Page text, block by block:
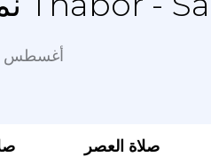
أغسطس 2026
صلاة العصر